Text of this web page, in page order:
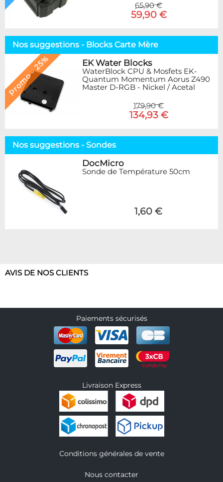
65,90 €
59,90 €
Nos suggestions - Blocks Carte Mère
Promo - 25% EK Water Blocks
WaterBlock CPU & Mosfets EK-
Quantum Momentum Aorus Z490
Master D-RGB - Nickel / Acetal
179,90 €
134,93 €
Nos suggestions - Sondes
DocMicro
Sonde de Température 50cm
1,60 €
AVIS DE NOS CLIENTS
Paiements sécurisés
Livraison Express
Conditions générales de vente
Nous contacter